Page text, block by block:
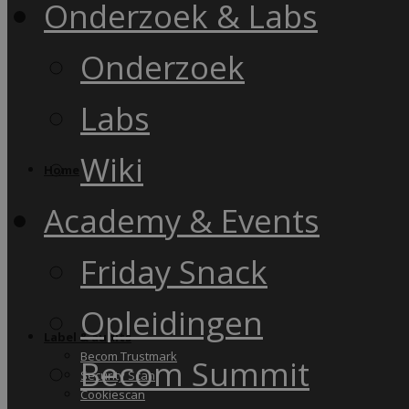
Label & audits
Becom Trustmark
Security Scan
Cookiescan
Onderzoek & Labs
Onderzoek
Labs
Wiki
Academy & Events
Friday Snack
Opleidingen
Becom Summit